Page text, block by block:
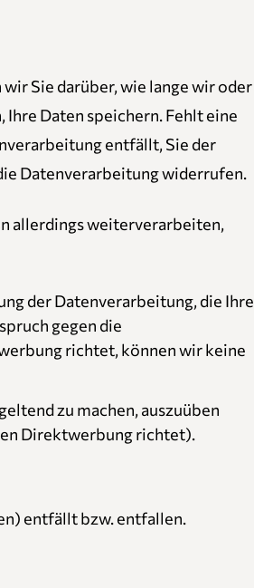
Sie darüber, wie lange wir oder
Daten speichern. Fehlt eine
entfällt, Sie der
Datenverarbeitung widerrufen.
allerdings weiterverarbeiten,
der Datenverarbeitung, die Ihre
gegen die
richtet, können wir keine
zu machen, auszuüben
Direktwerbung richtet).
entfällt bzw. entfallen.